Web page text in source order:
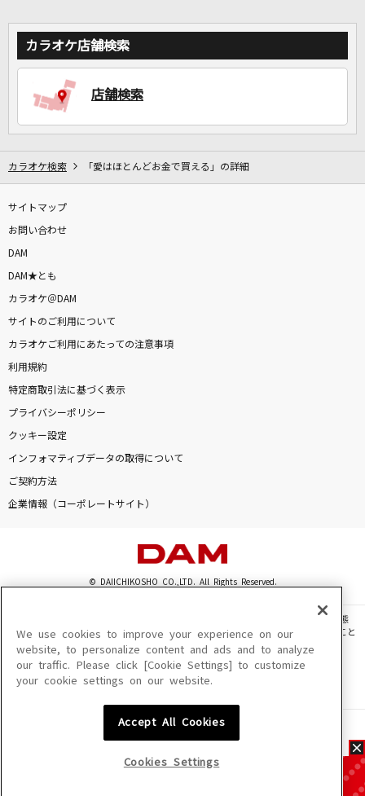
カラオケをもっと楽しもう！
カラオケ店舗検索
店舗検索
カラオケ検索 「愛はほとんどお金で買える」の詳細
サイトマップ
お問い合わせ
DAM
DAM★とも
カラオケ＠DAM
サイトのご利用について
カラオケご利用にあたっての注意事項
利用規約
特定商取引法に基づく表示
プライバシーポリシー
クッキー設定
インフォマティブデータの取得について
ご契約方法
企業情報（コーポレートサイト）
© DAIICHIKOSHO CO.,LTD. All Rights Reserved.
このサイトに掲載されている一切の文章・画像・写真・動画・音声等を、手段や形態
を問わず、著作権法の定める範囲を超えて無断で複製、転載、ファイル化などすること
を禁じます。
楽曲及びコンテンツは、機種によりご利用いただけない場合があります。
楽曲及びコンテンツの配信日、配信内容が変更になる場合があります。
We use cookies to improve your experience on our
website, to personalize content and ads and to analyze
our traffic. Please click [Cookie Settings] to customize
your cookie settings on our website.
Accept All Cookies
Cookies Settings